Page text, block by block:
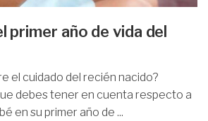
primer año de vida del
el cuidado del recién nacido?
debes tener en cuenta respecto a
en su primer año de ...